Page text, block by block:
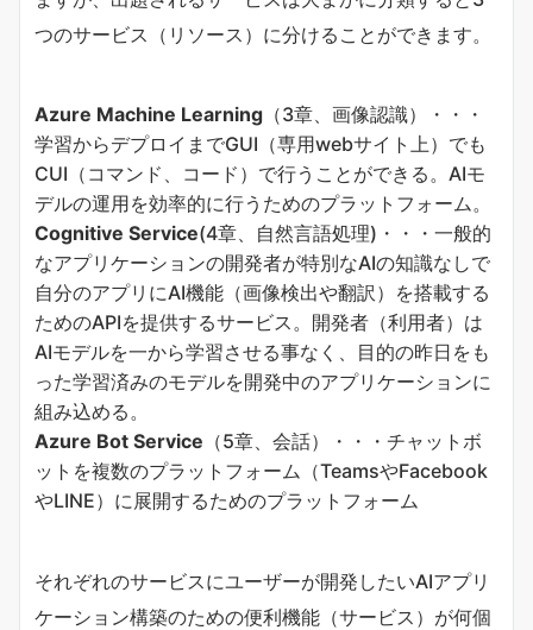
つのサービス（リソース）に分けることができます。
Azure Machine Learning （3章、画像認識）・・・
学習からデプロイまでGUI（専用webサイト上）でも
CUI（コマンド、コード）で行うことができる。AIモ
デルの運用を効率的に行うためのプラットフォーム。
Cognitive Service(4章、自然言語処理)・・・一般的
なアプリケーションの開発者が特別なAIの知識なしで
自分のアプリにAI機能（画像検出や翻訳）を搭載する
ためのAPIを提供するサービス。開発者（利用者）は
AIモデルを一から学習させる事なく、目的の昨日をも
った学習済みのモデルを開発中のアプリケーションに
組み込める。
Azure Bot Service （5章、会話）・・・チャットボ
ットを複数のプラットフォーム（TeamsやFacebook
やLINE）に展開するためのプラットフォーム
それぞれのサービスにユーザーが開発したいAIアプリ
ケーション構築のための便利機能（サービス）が何個